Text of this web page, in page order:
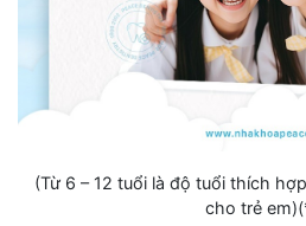
(Từ 6 – 12 tuổi là độ tuổi thích
cho trẻ